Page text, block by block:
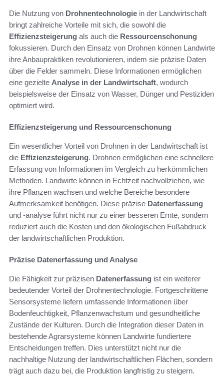
Die Nutzung von Drohnentechnologie in der Landwirtschaft
bringt zahlreiche Vorteile mit sich, die sowohl die
Effizienzsteigerung als auch die Ressourcenschonung
fokussieren. Durch den Einsatz von Drohnen können Landwirte
ihre Anbaupraktiken revolutionieren, indem sie präzise Daten
über die Felder sammeln. Diese Informationen ermöglichen
eine gezielte Analyse in der Landwirtschaft, wodurch
beispielsweise der Einsatz von Wasser, Dünger und Pestiziden
optimiert wird.
Effizienzsteigerung und Ressourcenschonung
Ein wesentlicher Vorteil von Drohnen in der Landwirtschaft ist
die Effizienzsteigerung. Drohnen ermöglichen eine schnellere
Erfassung von Informationen im Vergleich zu herkömmlichen
Methoden. Landwirte können in Echtzeit nachvollziehen, wie
ihre Pflanzen wachsen und welche Bereiche besondere
Aufmerksamkeit benötigen. Diese präzise Datenerfassung
und -analyse führt nicht nur zu einer besseren Ernte, sondern
reduziert auch die Kosten und den ökologischen Fußabdruck
der landwirtschaftlichen Produktion.
Präzise Datenerfassung und Analyse
Die Fähigkeit zur präzisen Datenerfassung ist ein weiterer
bedeutender Vorteil der Drohnentechnologie. Fortgeschrittene
Sensorsysteme liefern umfassende Informationen über
Bodenfeuchtigkeit, Pflanzenwachstum und gesundheitliche
Zustände der Kulturen. Durch die Integration dieser Daten in
bestehende Agrarsysteme können Landwirte fundiertere
Entscheidungen treffen. Dies unterstützt nicht nur die
nachhaltige Nutzung der landwirtschaftlichen Flächen, sondern
trägt auch dazu bei, die Produktion langfristig zu steigern.